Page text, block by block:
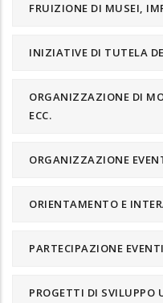
FRUIZIONE DI MUSEI,
INIZIATIVE DI TUTELA
ORGANIZZAZIONE DI
ECC.
ORGANIZZAZIONE
ORIENTAMENTO E
PARTECIPAZIONE
PROGETTI DI SVILUPPO